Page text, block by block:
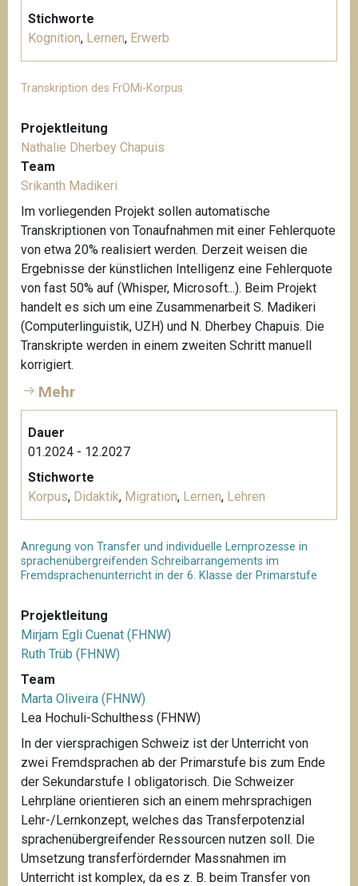
Stichworte
Kognition, Lernen, Erwerb
Transkription des FrOMi-Korpus
Projektleitung
Nathalie Dherbey Chapuis
Team
Srikanth Madikeri
Im vorliegenden Projekt sollen automatische
Transkriptionen von Tonaufnahmen mit einer Fehlerquote
von etwa 20% realisiert werden. Derzeit weisen die
Ergebnisse der künstlichen Intelligenz eine Fehlerquote
von fast 50% auf (Whisper, Microsoft...). Beim Projekt
handelt es sich um eine Zusammenarbeit S. Madikeri
(Computerlinguistik, UZH) und N. Dherbey Chapuis. Die
Transkripte werden in einem zweiten Schritt manuell
korrigiert.
Mehr
Dauer
01.2024 - 12.2027
Stichworte
Korpus, Didaktik, Migration, Lernen, Lehren
Anregung von Transfer und individuelle Lernprozesse in
sprachenübergreifenden Schreibarrangements im
Fremdsprachenunterricht in der 6. Klasse der Primarstufe
Projektleitung
Mirjam Egli Cuenat (FHNW)
Ruth Trüb (FHNW)
Team
Marta Oliveira (FHNW)
Lea Hochuli-Schulthess (FHNW)
In der viersprachigen Schweiz ist der Unterricht von
zwei Fremdsprachen ab der Primarstufe bis zum Ende
der Sekundarstufe I obligatorisch. Die Schweizer
Lehrpläne orientieren sich an einem mehrsprachigen
Lehr-/Lernkonzept, welches das Transferpotenzial
sprachenübergreifender Ressourcen nutzen soll. Die
Umsetzung transferfördernder Massnahmen im
Unterricht ist komplex, da es z. B. beim Transfer von